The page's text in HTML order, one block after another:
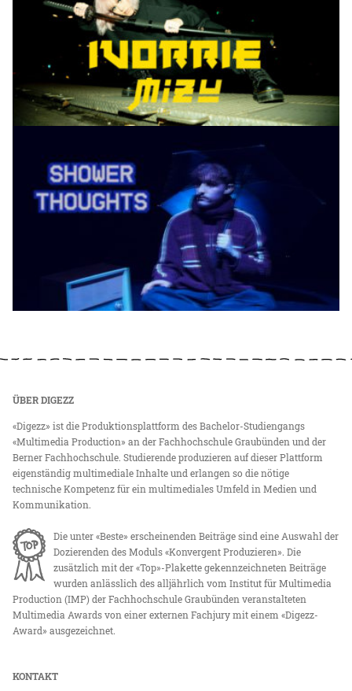
ÜBER DIGEZZ
«Digezz» ist die Produktionsplattform des Bachelor-Studiengangs
«Multimedia Production» an der Fachhochschule Graubünden und der
Berner Fachhochschule. Studierende produzieren auf dieser Plattform
eigenständig multimediale Inhalte und erlangen so die nötige
technische Kompetenz für ein multimediales Umfeld in Medien und
Kommunikation.
Die unter «Beste» erscheinenden Beiträge sind eine Auswahl der
Dozierenden des Moduls «Konvergent Produzieren». Die
zusätzlich mit der «Top»-Plakette gekennzeichneten Beiträge
wurden anlässlich des alljährlich vom Institut für Multimedia
Production (IMP) der Fachhochschule Graubünden veranstalteten
Multimedia Awards von einer externen Fachjury mit einem «Digezz-
Award» ausgezeichnet.
KONTAKT